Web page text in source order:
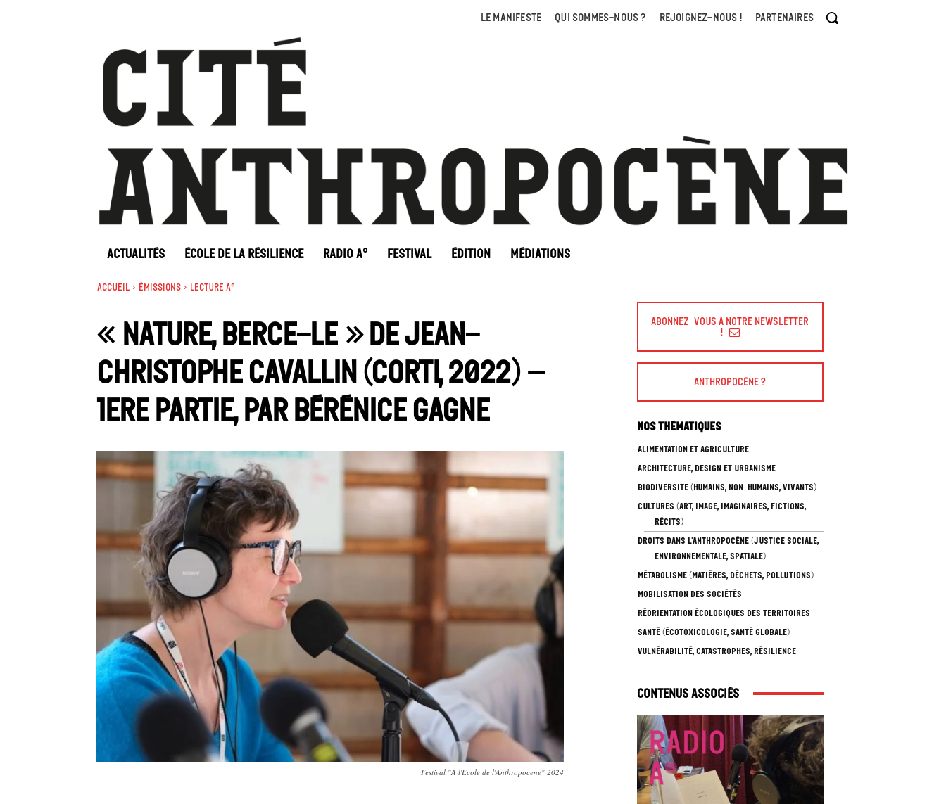
LE MANIFESTE QUI SOMMES-NOUS ? REJOIGNEZ-NOUS ! PARTENAIRES
ACTUALITÉS ÉCOLE DE LA RÉSILIENCE RADIO A° FESTIVAL ÉDITION MÉDIATIONS
Accueil Émissions Lecture A°
« Nature, berce-le » de Jean-
Christophe Cavallin (Corti, 2022) –
1ere partie, par Bérénice Gagne
Festival "A l'Ecole de l'Anthropocene" 2024
Abonnez-vous à Notre Newsletter
!
Anthropocène ?
Nos thématiques
ALIMENTATION ET AGRICULTURE
ARCHITECTURE, DESIGN ET URBANISME
BIODIVERSITÉ (HUMAINS, NON-HUMAINS, VIVANTS)
CULTURES (ART, IMAGE, IMAGINAIRES, FICTIONS,
RÉCITS)
DROITS DANS L’ANTHROPOCÈNE (JUSTICE SOCIALE,
ENVIRONNEMENTALE, SPATIALE)
MÉTABOLISME (MATIÈRES, DÉCHETS, POLLUTIONS)
MOBILISATION DES SOCIÉTÉS
RÉORIENTATION ÉCOLOGIQUES DES TERRITOIRES
SANTÉ (ÉCOTOXICOLOGIE, SANTÉ GLOBALE)
VULNÉRABILITÉ, CATASTROPHES, RÉSILIENCE
Contenus associés